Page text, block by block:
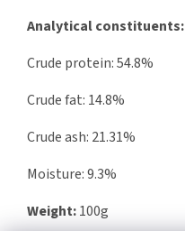
Analytical constituents:
Crude protein: 54.8%
Crude fat: 14.8%
Crude ash: 21.31%
Moisture: 9.3%
Weight:100g